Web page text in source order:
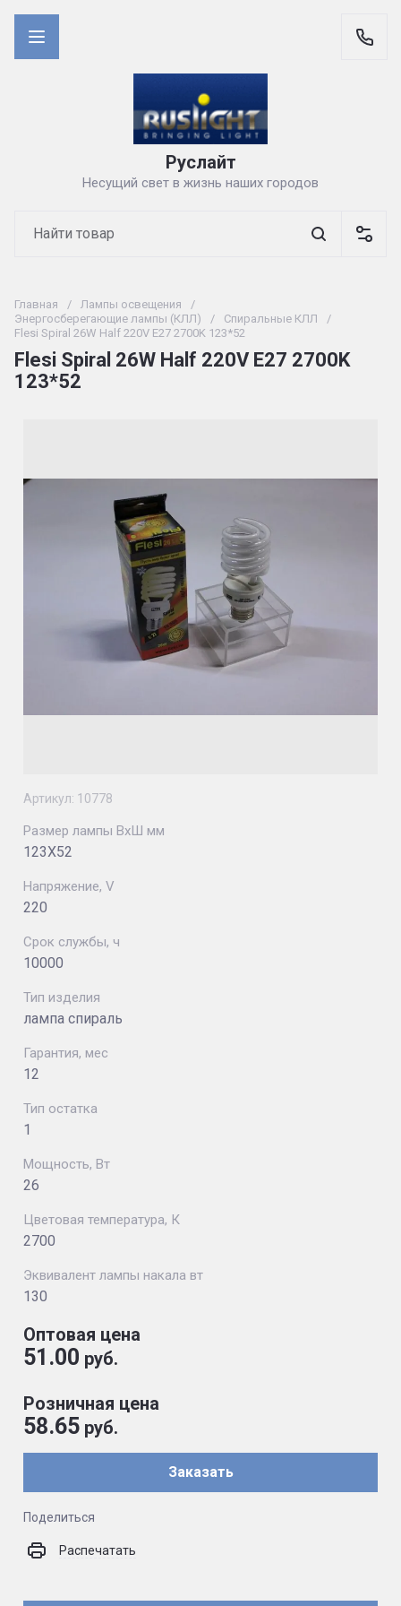
Руслайт
Несущий свет в жизнь наших городов
Главная / Лампы освещения
/
Энергосберегающие лампы (КЛЛ)
/ Спиральные КЛЛ
/
Flesi Spiral 26W Half 220V E27 2700K 123*52
Flesi Spiral 26W Half 220V E27 2700K
123*52
Артикул: 10778
Размер лампы ВхШ мм
123Х52
Напряжение, V
220
Срок службы, ч
10000
Тип изделия
лампа спираль
Гарантия, мес
12
Тип остатка
1
Мощность, Вт
26
Цветовая температура, К
2700
Эквивалент лампы накала вт
130
Оптовая цена
51.00 руб.
Розничная цена
58.65 руб.
Заказать
Поделиться
Распечатать